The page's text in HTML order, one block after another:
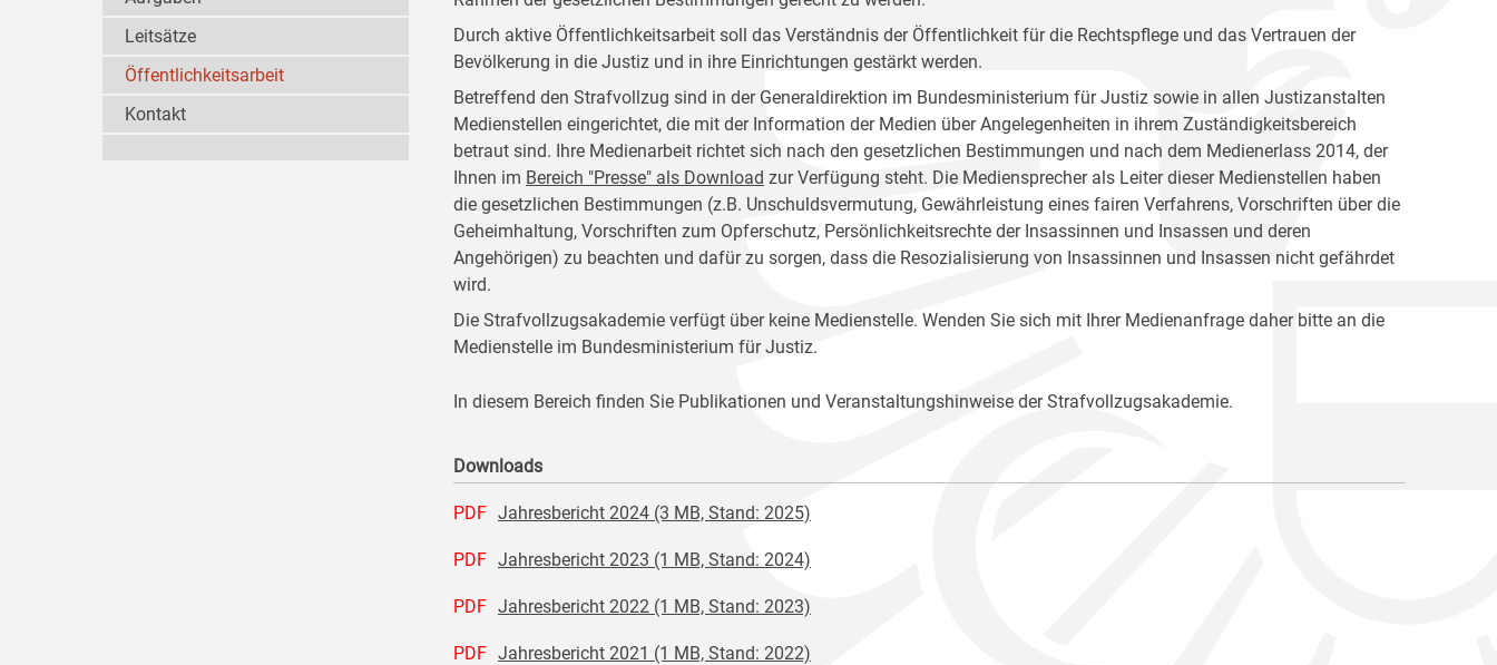
Durch aktive Öffentlichkeitsarbeit soll das Verständnis der Öffentlichkeit für die Rechtspflege und das Vertrauen der
Bevölkerung in die Justiz und in ihre Einrichtungen gestärkt werden.
Betreffend den Strafvollzug sind in der Generaldirektion im Bundesministerium für Justiz sowie in allen Justizanstalten
Medienstellen eingerichtet, die mit der Information der Medien über Angelegenheiten in ihrem Zuständigkeitsbereich
betraut sind. Ihre Medienarbeit richtet sich nach den gesetzlichen Bestimmungen und nach dem Medienerlass 2014, der
Ihnen im Bereich "Presse" als Download zur Verfügung steht. Die Mediensprecher als Leiter dieser Medienstellen haben
die gesetzlichen Bestimmungen (z.B. Unschuldsvermutung, Gewährleistung eines fairen Verfahrens, Vorschriften über die
Geheimhaltung, Vorschriften zum Opferschutz, Persönlichkeitsrechte der Insassinnen und Insassen und deren
Angehörigen) zu beachten und dafür zu sorgen, dass die Resozialisierung von Insassinnen und Insassen nicht gefährdet
wird.
Die Strafvollzugsakademie verfügt über keine Medienstelle. Wenden Sie sich mit Ihrer Medienanfrage daher bitte an die
Medienstelle im Bundesministerium für Justiz.
In diesem Bereich finden Sie Publikationen und Veranstaltungshinweise der Strafvollzugsakademie.
Downloads
PDF Jahresbericht 2024 (3 MB, Stand: 2025)
PDF Jahresbericht 2023 (1 MB, Stand: 2024)
PDF Jahresbericht 2022 (1 MB, Stand: 2023)
PDF Jahresbericht 2021 (1 MB, Stand: 2022)
Leitsätze
Öffentlichkeitsarbeit
Kontakt